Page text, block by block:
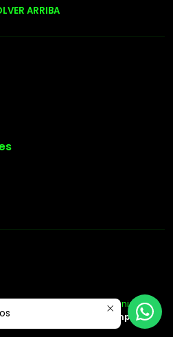
ARRIBA
Especialista en Tenis.
Desarrollado por Jumpseller